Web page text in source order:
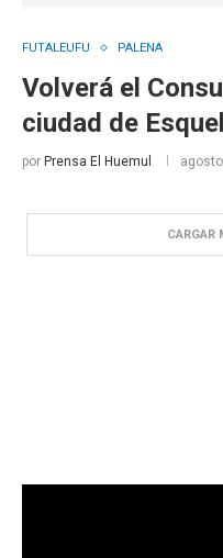
FUTALEUFU PALENA
Volverá el
ciudad de
por Prensa El Huemul
CARGAR